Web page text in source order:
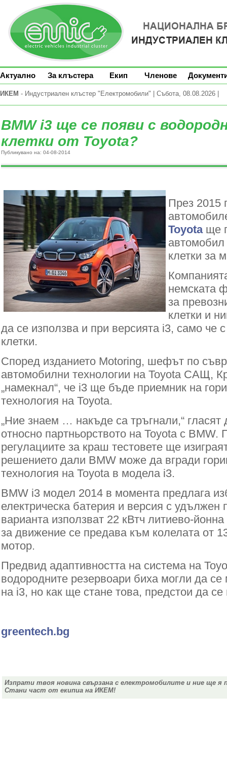
Актуално За клъстера Екип Членове
ИКЕМ - Индустриален клъстер "Електромобили" | Събота, 08.08.2026 |
BMW i3 ще се появи с
клетки от Toyota?
Публикувано на: 04-08-2014
През 2015
Toyotaще
автомобил
клетки за
немската
за
клетки и
да се използва и при версията i3, само че
клетки.
Според изданието Motoring, шефът по
автомобилни технологии на Toyota САЩ,
„намекнал“, че i3 ще бъде приемник на
технология на Toyota.
„Ние знаем … накъде са тръгнали,“ гласят
относно партньорството на Toyota с BMW.
регулациите за краш тестовете ще
решението дали BMW може да вгради
технология на Toyota в модела i3.
BMW i3 модел 2014 в момента предлага
електрическа батерия и версия с удължен
варианта използват 22 кВтч литиево-
за движение се предава към колелата от
мотор.
Предвид адаптивността на система на
водородните резервоари биха могли да
на i3, но как ще стане това, предстои да се
greentech.bg
Изпрати твоя новина свързана с електромобилите и ние ще я
Стани част от екипиа на ИКЕМ!